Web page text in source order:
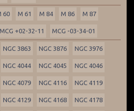
60 M 61 M 84 M 86 M 87
MCG +02-32-11 MCG -03-34-01
NGC 3863 NGC 3876 NGC 3976
NGC 4044 NGC 4045 NGC 4046
NGC 4079 NGC 4116 NGC 4119
NGC 4129 NGC 4168 NGC 4178